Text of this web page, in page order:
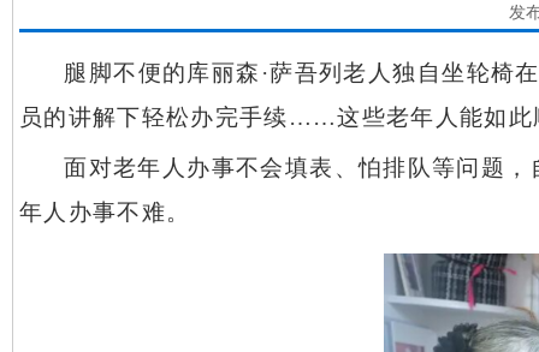
发
腿脚不便的库丽森 ·萨吾列老人独自坐轮椅
员的讲解下轻松办完手续……这些老年人能如此
面对老年人办事不会填表、怕排队等问题，
年人办事不难。